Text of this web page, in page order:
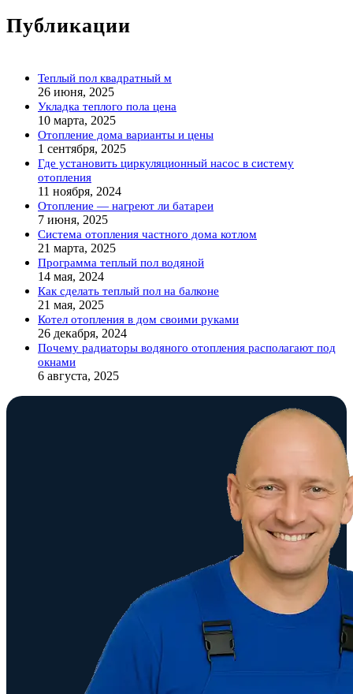
Публикации
Теплый пол квадратный м
26 июня, 2025
Укладка теплого пола цена
10 марта, 2025
Отопление дома варианты и цены
1 сентября, 2025
Где установить циркуляционный насос в систему
отопления
11 ноября, 2024
Отопление — нагреют ли батареи
7 июня, 2025
Система отопления частного дома котлом
21 марта, 2025
Программа теплый пол водяной
14 мая, 2024
Как сделать теплый пол на балконе
21 мая, 2025
Котел отопления в дом своими руками
26 декабря, 2024
Почему радиаторы водяного отопления располагают под
окнами
6 августа, 2025